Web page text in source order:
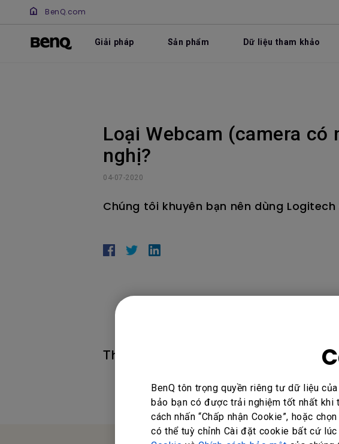
BenQ tôn trọng quyền riêng tư dữ liệu
bảo bạn có được trải nghiệm tốt nhất khi
cách nhấn “Chấp nhận Cookie”, hoặc
có thể tuỳ chỉnh Cài đặt cookie bất cứ
BenQ.com
Giải pháp Sản phẩm Dữ liệu tham khảo
Loại Webcam (camera
nghị?
04-07-2020
Chúng tôi khuyên bạn nên dùng
Thông tin này có hữu ích không? Có